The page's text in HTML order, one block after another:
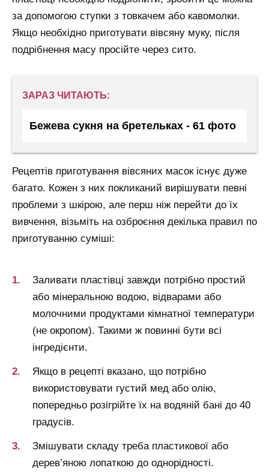
за допомогою ступки з товкачем або кавомолки.
Якщо необхідно приготувати вівсяну муку, після
подрібнення масу просійте через сито.
ЗАРАЗ ЧИТАЮТЬ:
Бежева сукня на бретельках - 61 фото
Рецептів приготування вівсяних масок існує дуже
багато. Кожен з них покликаний вирішувати певні
проблеми з шкірою, але перш ніж перейти до їх
вивчення, візьміть на озброєння декілька правил по
приготуванню суміші:
Заливати пластівці завжди потрібно простий
або мінеральною водою, відварами або
молочними продуктами кімнатної температури
(не окропом). Такими ж повинні бути всі
інгредієнти.
Якщо в рецепті вказано, що потрібно
використовувати густий мед або олію,
попередньо розігрійте їх на водяній бані до 40
градусів.
Змішувати складу треба пластикової або
дерев’яною лопаткою до однорідності.